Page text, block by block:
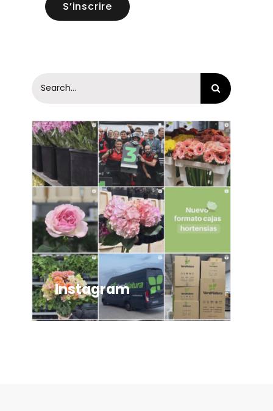
S’inscrire
for:
Instagram